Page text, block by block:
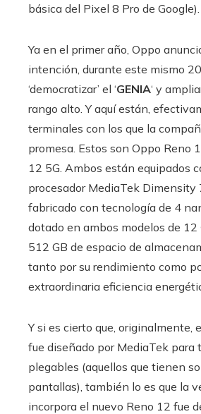
básica del Pixel 8 Pro de Google).
Ya en el primer año, Oppo
intención, durante este mismo
‘democratizar’ el ‘GENIA‘ y
rango alto. Y aquí están,
terminales con los que la
promesa. Estos son Oppo Reno
12 5G. Ambos están equipados
procesador MediaTek Dimensity
fabricado con tecnología de 4
dotado en ambos modelos de 12
512 GB de espacio de
tanto por su rendimiento como
extraordinaria eficiencia
Y si es cierto que, originalmente,
fue diseñado por MediaTek para
plegables (aquellos que tienen
pantallas), también lo es que la
incorpora el nuevo Reno 12 fue